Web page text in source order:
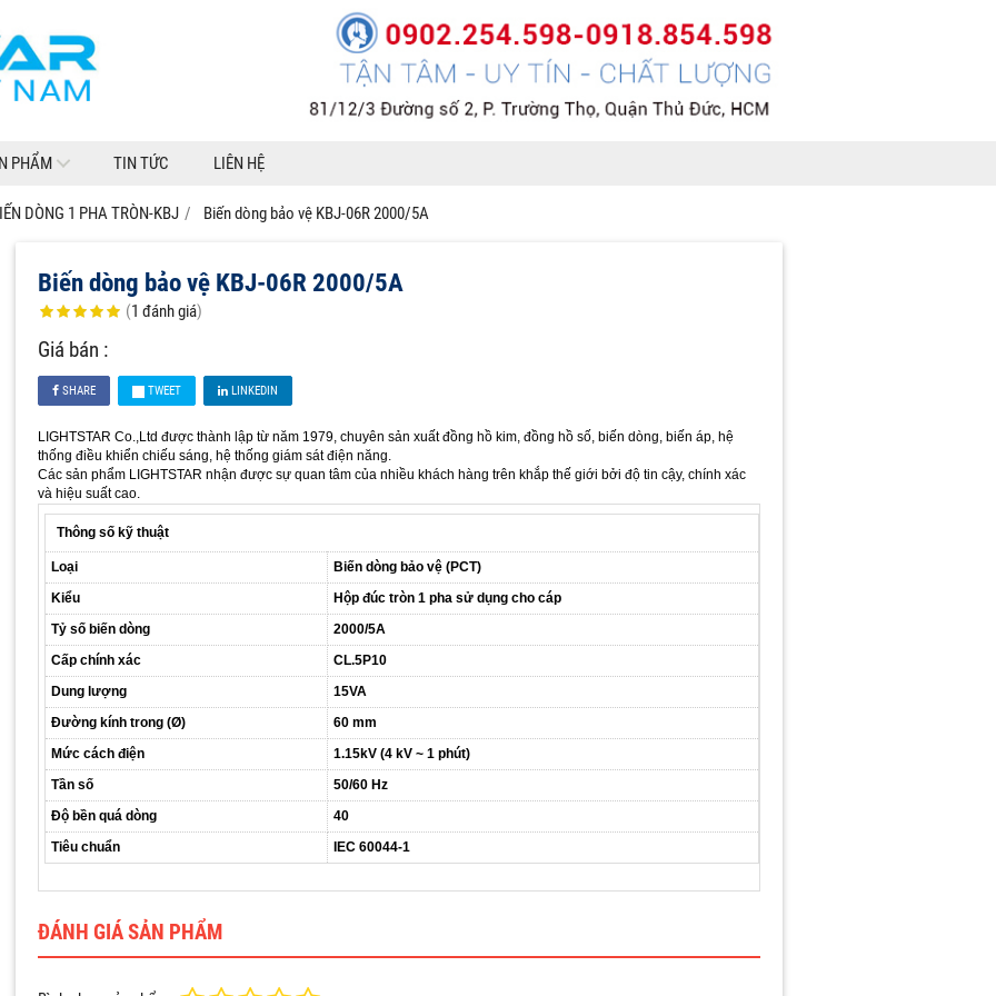
PHẨM TIN TỨC LIÊN HỆ
DÒNG 1 PHA TRÒN-KBJ Biến dòng bảo vệ KBJ-06R 2000/5A
Biến dòng bảo vệ KBJ-06R 2000/5A
(1 đánh giá)
Giá bán :
SHARE TWEET LINKEDIN
LIGHTSTAR Co.,Ltd được thành lập từ năm 1979, chuyên sản xuất đồng hồ kim, đồng hồ số, biến dòng, biến áp, hệ
thống điều khiển chiếu sáng, hệ thống giám sát điện năng.
Các sản phẩm LIGHTSTAR nhận được sự quan tâm của nhiều khách hàng trên khắp thế giới bởi độ tin cậy, chính xác
và hiệu suất cao.
Thông số kỹ thuật
Loại
Biến dòng bảo vệ (PCT)
Kiểu
Hộp đúc tròn 1 pha sử dụng cho cáp
Tỷ số biến dòng
2000/5A
Cấp chính xác
CL.5P10
Dung lượng
15VA
Đường kính trong (Ø)
60 mm
Mức cách điện
1.15kV (4 kV ~ 1 phút)
Tần số
50/60 Hz
Độ bền quá dòng
40
Tiêu chuẩn
IEC 60044-1
ĐÁNH GIÁ SẢN PHẨM